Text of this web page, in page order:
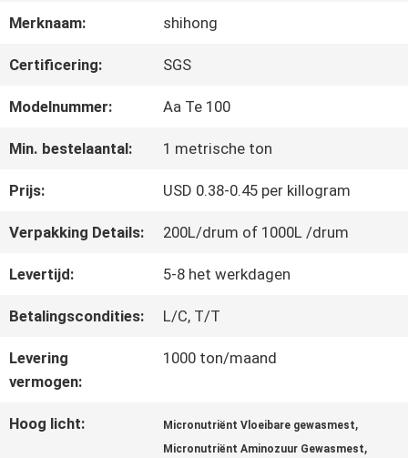
ONS
KWALITEITSCONTROLE
CONTACTEER
ONS
VERZOEK
OM EEN
CITAAT
Merknaam: shihong
Certificering: SGS
Modelnummer: Aa Te 100
Min. bestelaantal: 1 metrische ton
Prijs: USD 0.38-0.45 per killogram
Verpakking Details: 200L/drum of 1000L /drum
Levertijd: 5-8 het werkdagen
Betalingscondities: L/C, T/T
Levering
vermogen:
1000 ton/maand
Hoog licht: Micronutriënt Vloeibare gewasmest,
Micronutriënt Aminozuur Gewasmest,